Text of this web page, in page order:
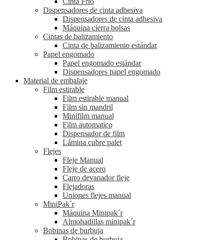
Dispensadores de cinta adhesiva
Dispensadores de cinta adhesiva
Máquina cierra bolsas
Cintas de balizamiento
Cinta de balizamiento estándar
Papel engomado
Papel engomado estándar
Dispensadores papel engomado
Material de embalaje
Film estirable
Film estirable manual
Film sin mandril
Minifilm manual
Film automatico
Dispensador de film
Lámina cubre palet
Flejes
Fleje Manual
Fleje de acero
Carro devanador fleje
Flejadoras
Uniones flejes manual
MiniPak´r
Máquina Minipak´r
Almohadillas minipak´r
Bobinas de burbuja